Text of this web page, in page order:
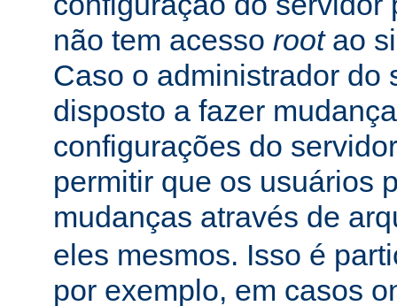
não tem acesso rootao
Caso o administrador do
disposto a fazer
configurações do
permitir que os usuários
mudanças através de
eles mesmos. Isso é
por exemplo, em casos